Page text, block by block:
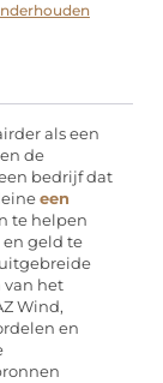
als een
de
bedrijf dat
een
te helpen
en geld te
van het
Wind,
en